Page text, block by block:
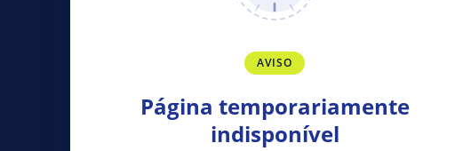
AVISO
Página temporariamente
indisponível